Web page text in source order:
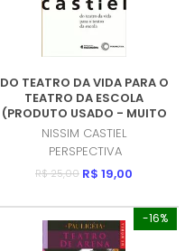
DO TEATRO DA VIDA PARA O
TEATRO DA ESCOLA
(PRODUTO USADO - MUITO
BOM)
NISSIM CASTIEL
PERSPECTIVA
R$ 25,00 R$ 19,00
-16%